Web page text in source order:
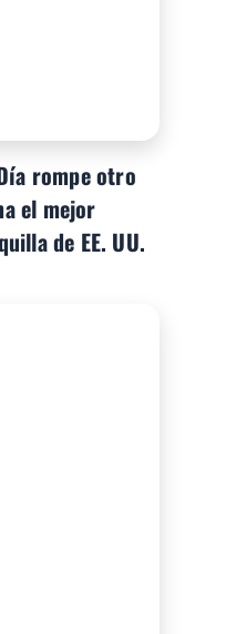
rompe otro
el mejor
de EE. UU.